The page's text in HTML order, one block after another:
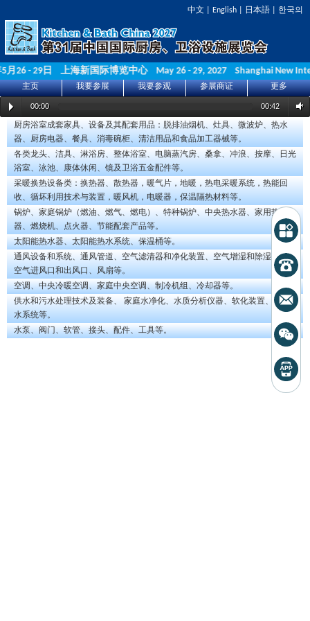
月26 - 29日 上海新国际博览中心 May 26 - 29, 2027 Shanghai New
中文 English 日本語 한국의
主页 我要参展 我要参观 参展商证 更多
00:00 00:42
厨房浴室成套家具、设备及其配套用品：脱排油烟机、灶具、微波炉、热水
器、厨房电器、餐具、消毒碗柜、清洁用品和食品加工器械等。
各类龙头、洁具、淋浴房、整体浴室、电脑蒸汽房、桑拿、冲浪、按摩、日光
浴室、泳池、康体休闲、镜及卫浴五金配件等。
采暖换热设备类：换热器、散热器，暖气片，地暖，热电采暖系统，热能回
收、循坏利用技术与装置，暖风机，电暖器，保温隔热材料等。
锅炉、家庭锅炉（燃油、燃气、燃电）、特种锅炉、中央热水器、家用热水
器、燃烧机、点火器、节能配套产品等。
太阳能热水器、太阳能热水系统、保温桶等。
通风设备和系统、通风管道、空气滤清器和净化装置、空气增湿和除湿设备、
空气进风口和出风口、风扇等。
空调、中央冷暖空调、家庭中央空调、制冷机组、冷却器等。
供水和污水处理技术及装备、 家庭水净化、水质分析仪器、软化装置、给排
水系统等。
水泵、阀门、软管、接头、配件、工具等。